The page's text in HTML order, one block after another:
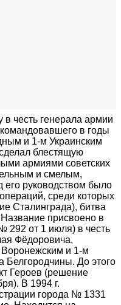
в честь генерала армии
в годы
и 1-м Украинским
блестящую
армиями советских
и смелым,
его руководством было
среди которых
Сталинграда), битва
присвоено в
292 от 1 июля) в честь
Фёдоровича,
Воронежским и 1-м
Белгородчины. До этого
Героев (решение
В 1994 г.
города № 1331